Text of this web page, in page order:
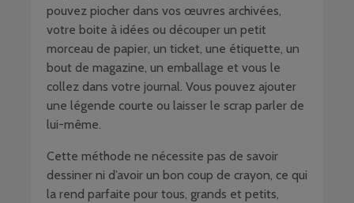
pouvez piocher dans vos œuvres archivées,
votre boite à idées ou découper un petit
morceau de papier, un ticket, une étiquette, un
bout de magazine, un emballage et vous le
collez dans votre journal. Vous pouvez ajouter
une légende courte ou laisser le scrap parler de
lui-même.
Cette méthode ne nécessite pas de savoir
dessiner ni d’avoir un bon coup de crayon, ce qui
la rend parfaite pour tous, grands et petits,